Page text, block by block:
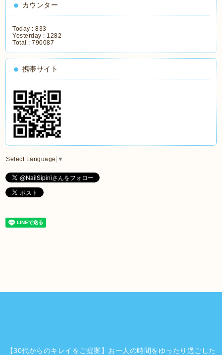
カウンター
Today :833
Yesterday : 1282
Total :790087
携帯サイト
Select Language ▼
【30代からのキレイをご提案】お一人の時間をゆったり過ごした